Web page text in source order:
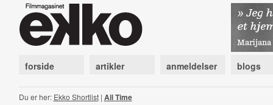
forside artikler anmeldelser blogs
Du er her: Ekko Shortlist| All Time